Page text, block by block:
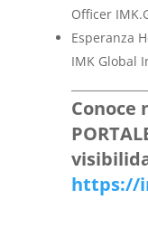
Officer
Esperanza
IMK Global
Conoce
https://